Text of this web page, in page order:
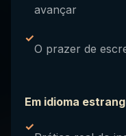
avançar
✓
O prazer de
Em idioma
✓